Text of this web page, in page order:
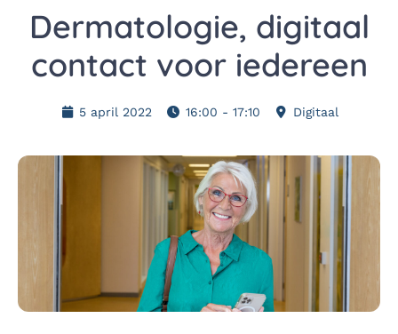
Dermatologie, digitaal
contact voor iedereen
5 april 2022 16:00 - 17:10 Digitaal